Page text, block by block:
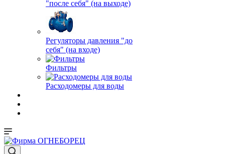
"после себя" (на выходе)
Регуляторы давления "до
себя" (на входе)
Фильтры
Расходомеры для воды